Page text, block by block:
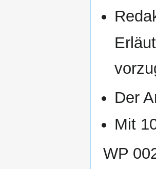
Der
Mit
WP